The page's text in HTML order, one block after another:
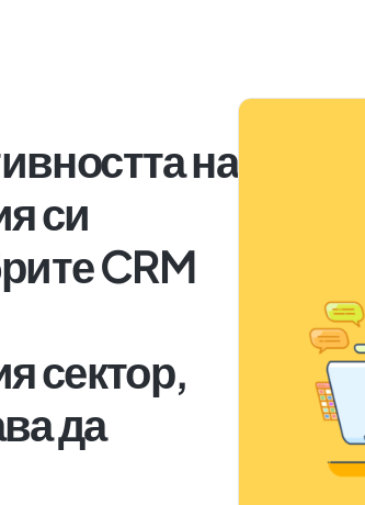
на
си
CRM
сектор,
да